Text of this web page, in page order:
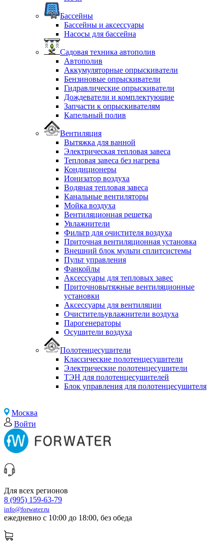
Бассейны
Бассейны и аксессуары
Насосы для бассейна
Садовая техника автополив
Автополив
Аккумуляторные опрыскиватели
Бензиновые опрыскиватели
Гидравлические опрыскиватели
Дождеватели и комплектующие
Запчасти к опрыскивателям
Капельный полив
Вентиляция
Вытяжка для ванной
Электрическая тепловая завеса
Тепловая завеса без нагрева
Кондиционеры
Ионизатор воздуха
Водяная тепловая завеса
Канальные вентиляторы
Мойка воздуха
Вентиляционная решетка
Увлажнители
Фильтр для очистителя воздуха
Приточная вентиляционная установка
Внешний блок мульти сплитсистемы
Пульт управления
Фанкойлы
Аксессуары для тепловых завес
Приточновытяжные вентиляционные
установки
Аксессуары для вентиляции
Очистительувлажнители воздуха
Парогенераторы
Осушители воздуха
Полотенцесушители
Классические полотенцесушители
Электрические полотенцесушители
ТЭН для полотенцесушителей
Блок управления для полотенцесушителя
Москва
Войти
Для всех регионов
8 (995) 159-63-79
info@forwater.ru
ежедневно с 10:00 до 18:00, без обеда